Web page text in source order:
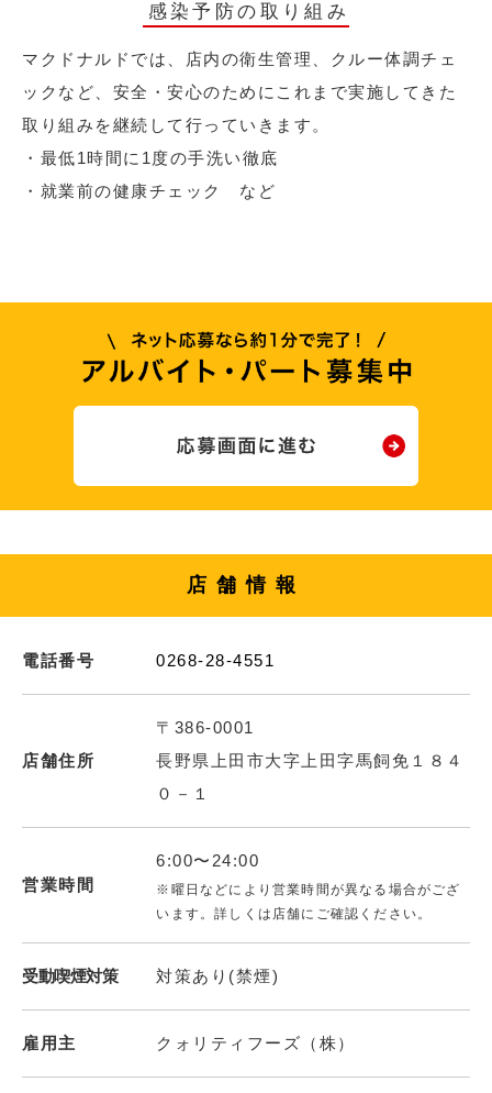
感染予防の取り組み
マクドナルドでは、店内の衛生管理、クルー体調チェ
ックなど、安全・安心のためにこれまで実施してきた
取り組みを継続して行っていきます。
・最低1時間に1度の手洗い徹底
・就業前の健康チェック など
店舗情報
電話番号 0268-28-4551
店舗住所
〒386-0001
長野県上田市大字上田字馬飼免１８４
０－１
営業時間
6:00〜24:00
※曜日などにより営業時間が異なる場合がござ
います。詳しくは店舗にご確認ください。
受動喫煙対策 対策あり(禁煙)
雇用主 クォリティフーズ（株）